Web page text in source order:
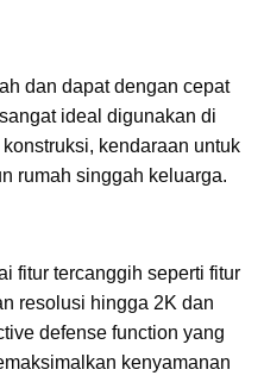
dan dapat dengan cepat
ideal digunakan di
kendaraan untuk
rumah singgah keluarga.
fitur tercanggih seperti fitur
resolusi hingga 2K dan
defense function yang
kenyamanan